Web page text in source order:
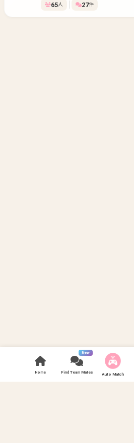
Home
New
Find Team Mates Auto Match
65人 27件